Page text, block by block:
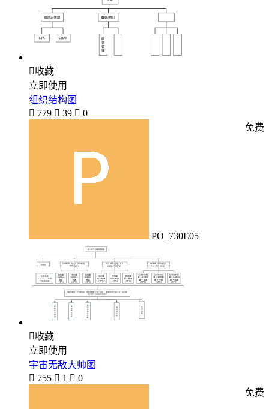
收藏
立即使用
组织结构图
 779  39  0
PO_730E05
免费
收藏
立即使用
宇宙无敌大帅图
 755  1  0
免费